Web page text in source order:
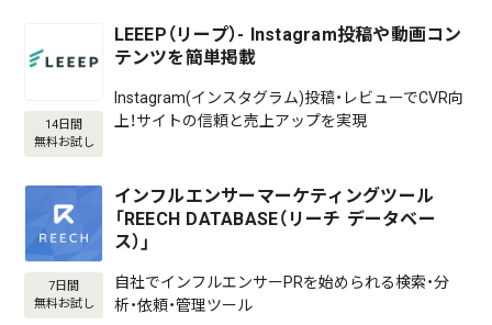
14日間
無料お試し
LEEEP（リープ）- Instagram投稿や動画コン
テンツを簡単掲載
Instagram(インスタグラム)投稿・レビューでCVR向
上！サイトの信頼と売上アップを実現
7日間
無料お試し
インフルエンサーマーケティングツール
「REECH DATABASE（リーチ データベー
ス）」
自社でインフルエンサーPRを始められる検索・分
析・依頼・管理ツール